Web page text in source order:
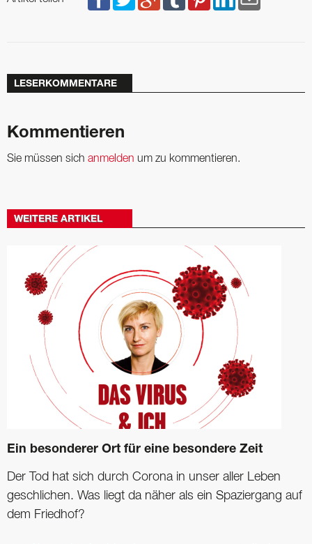
LESERKOMMENTARE
Kommentieren
Sie müssen sich anmelden um zu kommentieren.
WEITERE ARTIKEL
Ein besonderer Ort für eine besondere Zeit
Der Tod hat sich durch Corona in unser aller Leben
geschlichen. Was liegt da näher als ein Spaziergang auf
dem Friedhof?